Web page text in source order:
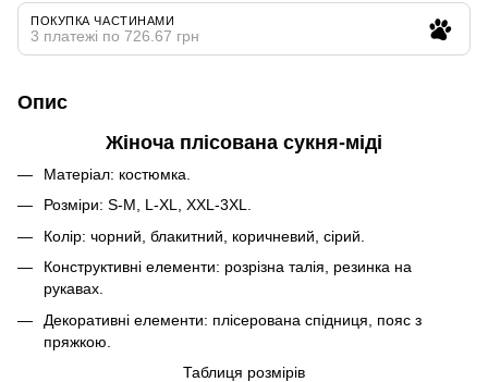
ПОКУПКА ЧАСТИНАМИ
3 платежі по 726.67 грн
Опис
Жіноча плісована сукня-міді
Матеріал: костюмка.
Розміри: S-M, L-XL, XXL-3XL.
Колір: чорний, блакитний, коричневий, сірий.
Конструктивні елементи: розрізна талія, резинка на
рукавах.
Декоративні елементи: плісерована спідниця, пояс з
пряжкою.
Таблиця розмірів